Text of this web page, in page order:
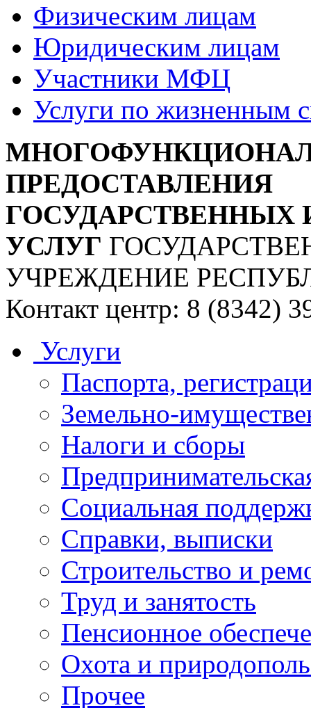
Физическим лицам
Юридическим лицам
Участники МФЦ
Услуги по жизненным
ПРЕДОСТАВЛЕНИЯ
УСЛУГ
УЧРЕЖДЕНИЕ
Контакт центр: 8 (8342)
Услуги
Паспорта,
Земельно-
Налоги и сборы
Социальная
Справки, выписки
Строительство и
Труд и занятость
Пенсионное
Охота и
Прочее